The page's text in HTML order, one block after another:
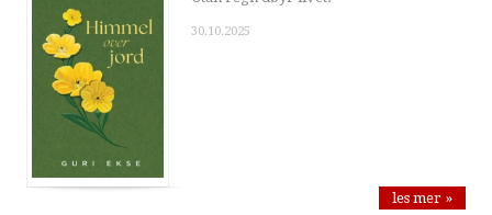
30.10.2025
les mer »